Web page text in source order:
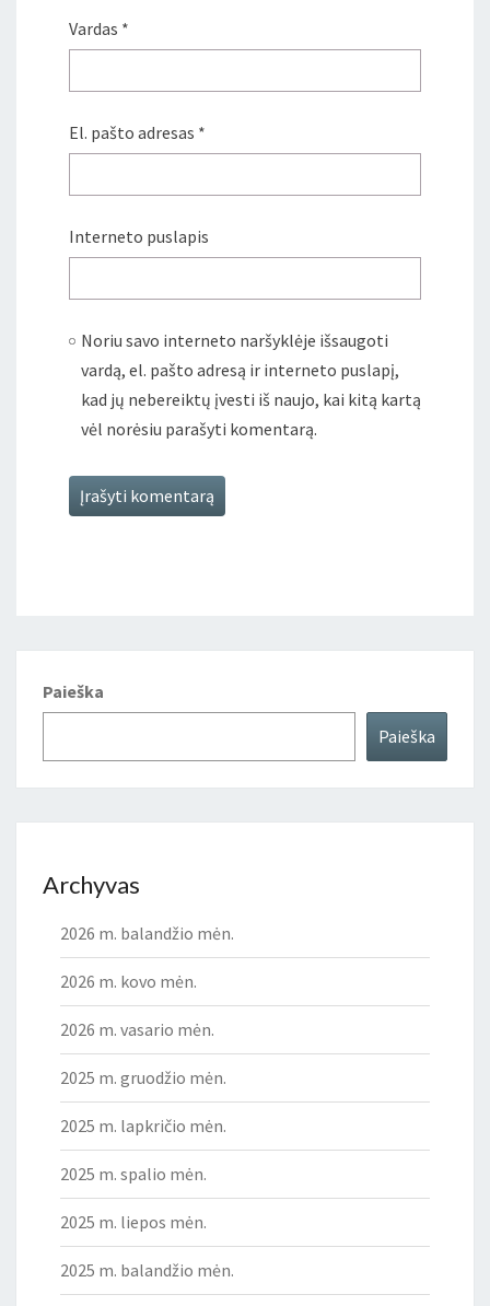
Vardas *
El. pašto adresas *
Interneto puslapis
Noriu savo interneto naršyklėje išsaugoti
vardą, el. pašto adresą ir interneto puslapį,
kad jų nebereiktų įvesti iš naujo, kai kitą kartą
vėl norėsiu parašyti komentarą.
Paieška
Paieška
Archyvas
2026 m. balandžio mėn.
2026 m. kovo mėn.
2026 m. vasario mėn.
2025 m. gruodžio mėn.
2025 m. lapkričio mėn.
2025 m. spalio mėn.
2025 m. liepos mėn.
2025 m. balandžio mėn.